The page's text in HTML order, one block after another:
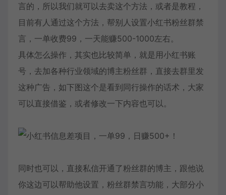
言的，所以我们就可以去卖这个方法，或者是教程，
目前有人通过这个方法，帮别人设置小红书粉丝群禁
言，一单收费99，一天能赚500-1000左右。
具体怎么操作，其实也比较简单，就是用小红书账
号，去加各种行业领域的博主粉丝群，直接去群里发
这种广告，如下图这个是看到同行操作的话术，大家
可以直接借鉴，或者修改一下内容也可以。
同时也可以，直接私信开通了粉丝群的博主，跟他说
你这边可以帮助他设置，粉丝群禁言功能，大部分小